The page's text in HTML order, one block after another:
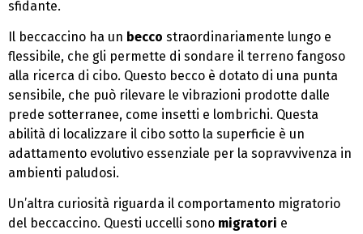
sfidante.
Il beccaccino ha un becco straordinariamente lungo e
flessibile, che gli permette di sondare il terreno fangoso
alla ricerca di cibo. Questo becco è dotato di una punta
sensibile, che può rilevare le vibrazioni prodotte dalle
prede sotterranee, come insetti e lombrichi. Questa
abilità di localizzare il cibo sotto la superficie è un
adattamento evolutivo essenziale per la sopravvivenza in
ambienti paludosi.
Un’altra curiosità riguarda il comportamento migratorio
del beccaccino. Questi uccelli sono migratori e